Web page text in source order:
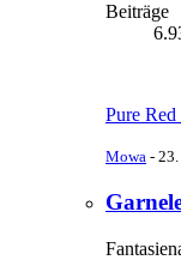
Beiträge
Pure
Mowa -